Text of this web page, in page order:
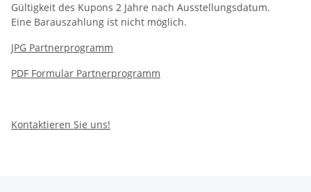
Gültigkeit des Kupons 2 Jahre nach Ausstellungsdatum.
Eine Barauszahlung ist nicht möglich.
JPG Partnerprogramm
PDF Formular Partnerprogramm
Kontaktieren Sie uns!